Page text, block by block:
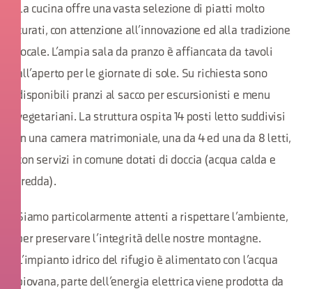
La cucina offre una vasta selezione di piatti molto
curati, con attenzione all’innovazione ed alla tradizione
locale. L’ampia sala da pranzo è affiancata da tavoli
all’aperto per le giornate di sole. Su richiesta sono
disponibili pranzi al sacco per escursionisti e menu
vegetariani. La struttura ospita 14 posti letto suddivisi
in una camera matrimoniale, una da 4 ed una da 8 letti,
con servizi in comune dotati di doccia (acqua calda e
fredda).
Siamo particolarmente attenti a rispettare l’ambiente,
per preservare l’integrità delle nostre montagne.
L’impianto idrico del rifugio è alimentato con l’acqua
piovana, parte dell’energia elettrica viene prodotta da